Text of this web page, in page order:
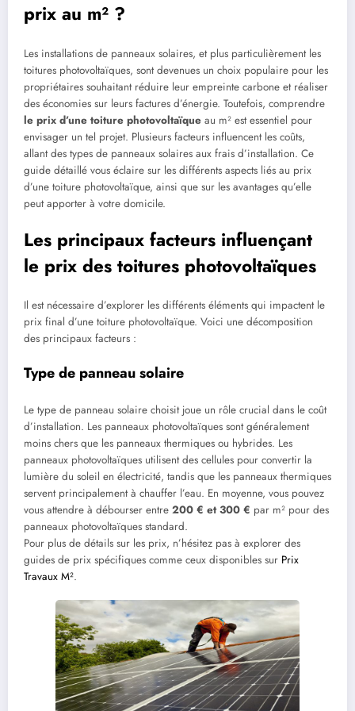
prix au m² ?
Les installations de panneaux solaires, et plus particulièrement les
toitures photovoltaïques, sont devenues un choix populaire pour les
propriétaires souhaitant réduire leur empreinte carbone et réaliser
des économies sur leurs factures d’énergie. Toutefois, comprendre
le prix d’une toiture photovoltaïque au m² est essentiel pour
envisager un tel projet. Plusieurs facteurs influencent les coûts,
allant des types de panneaux solaires aux frais d’installation. Ce
guide détaillé vous éclaire sur les différents aspects liés au prix
d’une toiture photovoltaïque, ainsi que sur les avantages qu’elle
peut apporter à votre domicile.
Les principaux facteurs influençant
le prix des toitures photovoltaïques
Il est nécessaire d’explorer les différents éléments qui impactent le
prix final d’une toiture photovoltaïque. Voici une décomposition
des principaux facteurs :
Type de panneau solaire
Le type de panneau solaire choisit joue un rôle crucial dans le coût
d’installation. Les panneaux photovoltaïques sont généralement
moins chers que les panneaux thermiques ou hybrides. Les
panneaux photovoltaïques utilisent des cellules pour convertir la
lumière du soleil en électricité, tandis que les panneaux thermiques
servent principalement à chauffer l’eau. En moyenne, vous pouvez
vous attendre à débourser entre 200 € et 300 € par m² pour des
panneaux photovoltaïques standard.
Pour plus de détails sur les prix, n’hésitez pas à explorer des
guides de prix spécifiques comme ceux disponibles sur Prix
Travaux M².